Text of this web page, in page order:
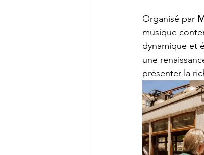
Organisé par
musique
dynamique et
une
présenter la